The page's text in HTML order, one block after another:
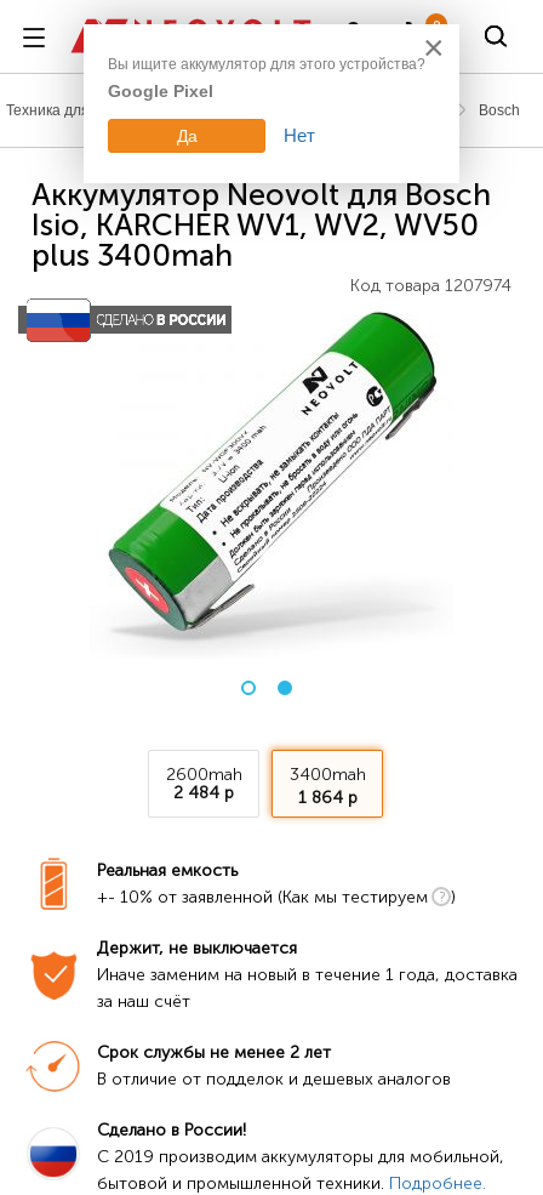
0
Техника для дома Bosch
Аккумулятор Neovolt для Bosch
Isio, KARCHER WV1, WV2, WV50
plus 3400mah
Код товара 1207974
2600mah
2 484 р
3400mah
1 864 р
Реальная емкость
+- 10% от заявленной (Как мы тестируем
)
Держит, не выключается
Иначе заменим на новый в течение 1 года, доставка
за наш счёт
Срок службы не менее 2 лет
В отличие от подделок и дешевых аналогов
Сделано в России!
C 2019 производим аккумуляторы для мобильной,
бытовой и промышленной техники. Подробнее.
×
Вы ищите аккумулятор для этого устройства?
Google Pixel
Да Нет